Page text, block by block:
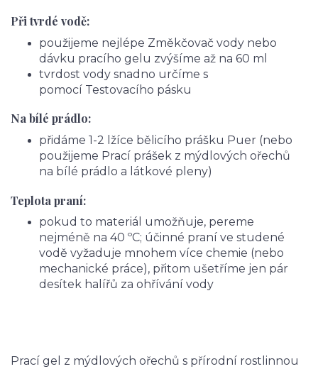
Při tvrdé vodě:
použijeme nejlépe Změkčovač vody nebo
dávku pracího gelu zvýšíme až na 60 ml
tvrdost vody snadno určíme s
pomocí Testovacího pásku
Na bílé prádlo:
přidáme 1-2 lžíce bělicího prášku Puer (nebo
použijeme Prací prášek z mýdlových ořechů
na bílé prádlo a látkové pleny)
Teplota praní:
pokud to materiál umožňuje, pereme
nejméně na 40 ºC; účinné praní ve studené
vodě vyžaduje mnohem více chemie (nebo
mechanické práce), přitom ušetříme jen pár
desítek halířů za ohřívání vody
Prací gel z mýdlových ořechů s přírodní rostlinnou